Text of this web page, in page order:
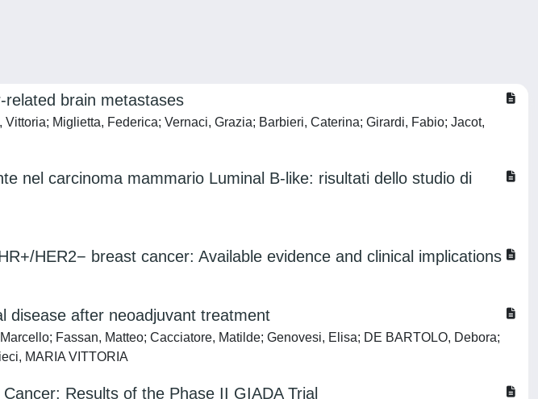
brain metastases
Miglietta, Federica; Vernaci, Grazia; Barbieri, Caterina; Girardi, Fabio; Jacot,
nel carcinoma mammario Luminal B-like: risultati dello studio di
HER2− breast cancer: Available evidence and clinical implications
disease after neoadjuvant treatment
Fassan, Matteo; Cacciatore, Matilde; Genovesi, Elisa; DE BARTOLO, Debora;
MARIA VITTORIA
Results of the Phase II GIADA Trial